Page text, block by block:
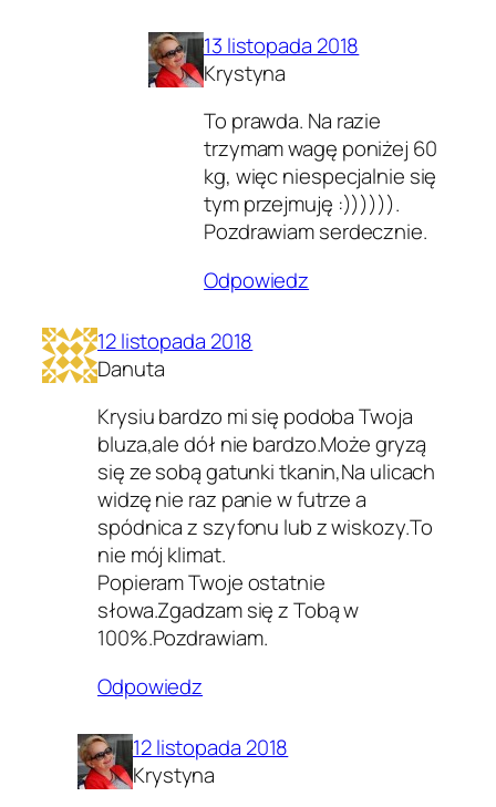
13 listopada 2018
Krystyna
To prawda. Na razie
trzymam wagę poniżej 60
kg, więc niespecjalnie się
tym przejmuję :)))))).
Pozdrawiam serdecznie.
Odpowiedz
12 listopada 2018
Danuta
Krysiu bardzo mi się podoba Twoja
bluza,ale dół nie bardzo.Może gryzą
się ze sobą gatunki tkanin,Na ulicach
widzę nie raz panie w futrze a
spódnica z szyfonu lub z wiskozy.To
nie mój klimat.
Popieram Twoje ostatnie
słowa.Zgadzam się z Tobą w
100%.Pozdrawiam.
Odpowiedz
12 listopada 2018
Krystyna